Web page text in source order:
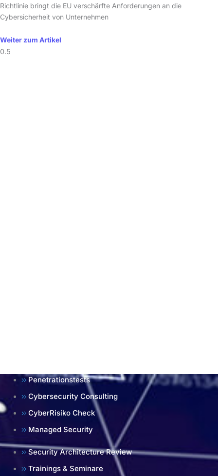
Richtlinie bringt die EU verschärfte Anforderungen an die
Cybersicherheit von Unternehmen
Weiter zum Artikel
Penetrationstests
Cybersecurity Consulting
CyberRisiko Check
Managed Security
Security Architecture Review
Trainings & Seminare